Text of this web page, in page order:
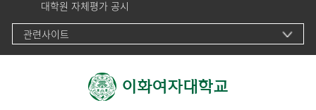
대학원 자체평가 공시
관련사이트